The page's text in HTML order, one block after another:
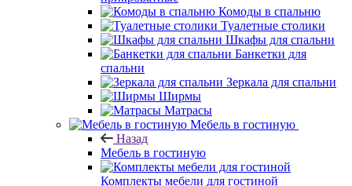
Комоды в спальню
Туалетные столики
Шкафы для спальни
Банкетки для
спальни
Зеркала для спальни
Ширмы
Матрасы
Мебель в гостиную
Назад
Мебель в гостиную
Комплекты мебели для гостиной